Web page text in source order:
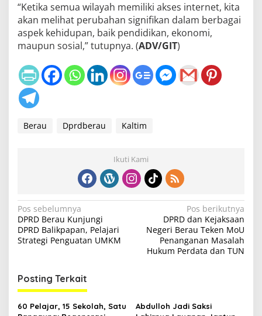
“Ketika semua wilayah memiliki akses internet, kita
akan melihat perubahan signifikan dalam berbagai
aspek kehidupan, baik pendidikan, ekonomi,
maupun sosial,” tutupnya. (ADV/GIT)
Berau Dprdberau Kaltim
Ikuti Kami
N
a
v
g
a
s
Pos sebelumnya
DPRD Berau Kunjungi
DPRD Balikpapan, Pelajari
Strategi Penguatan UMKM
Pos berikutnya
DPRD dan Kejaksaan
Negeri Berau Teken MoU
Penanganan Masalah
Hukum Perdata dan TUN
Posting Terkait
60 Pelajar, 15 Sekolah, Satu
Abdulloh Jadi Saksi